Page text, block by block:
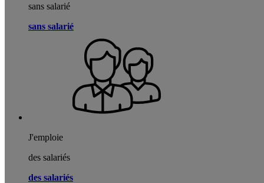
sans salarié
sans salarié
J'emploie
des salariés
des salariés